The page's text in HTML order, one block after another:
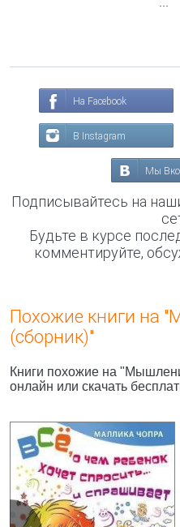
На Facebook
В Instagram
Мы
Подписывайтесь на
Будьте в курсе
комментируйте,
Похожие книги на
(сборник)"
Книги похожие на
онлайн или скачать